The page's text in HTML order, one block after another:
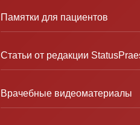
Памятки для пациентов
Статьи от редакции
Врачебные видеоматериалы